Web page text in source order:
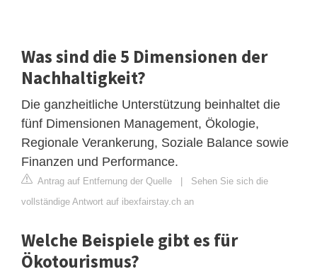
Was sind die 5 Dimensionen der
Nachhaltigkeit?
Die ganzheitliche Unterstützung beinhaltet die
fünf Dimensionen Management, Ökologie,
Regionale Verankerung, Soziale Balance sowie
Finanzen und Performance.
Antrag auf Entfernung der Quelle | Sehen Sie sich die
vollständige Antwort auf ibexfairstay.ch an
Welche Beispiele gibt es für
Ökotourismus?